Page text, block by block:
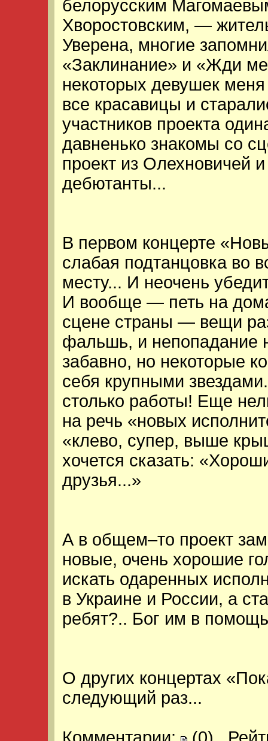
белорусским
Хворостовским, —
Уверена, многие
«Заклинание» и «Жди
некоторых девушек
все красавицы и
участников проекта
давненько знакомы со
проект из Олехновичей
дебютанты...
В первом концерте
слабая подтанцовка во
месту... И неочень
И вообще — петь на
сцене страны — вещи
фальшь, и непопадание
забавно, но некоторые
себя крупными
столько работы! Еще
на речь «новых
«клево, супер, выше
хочется сказать:
друзья...»
А в общем–то проект
новые, очень хорошие
искать одаренных
в Украине и России, а
ребят?.. Бог им в
О других концертах
следующий раз...